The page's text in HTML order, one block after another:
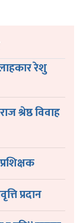
रेशु
श्रेष्ठ विवाह
प्रदान